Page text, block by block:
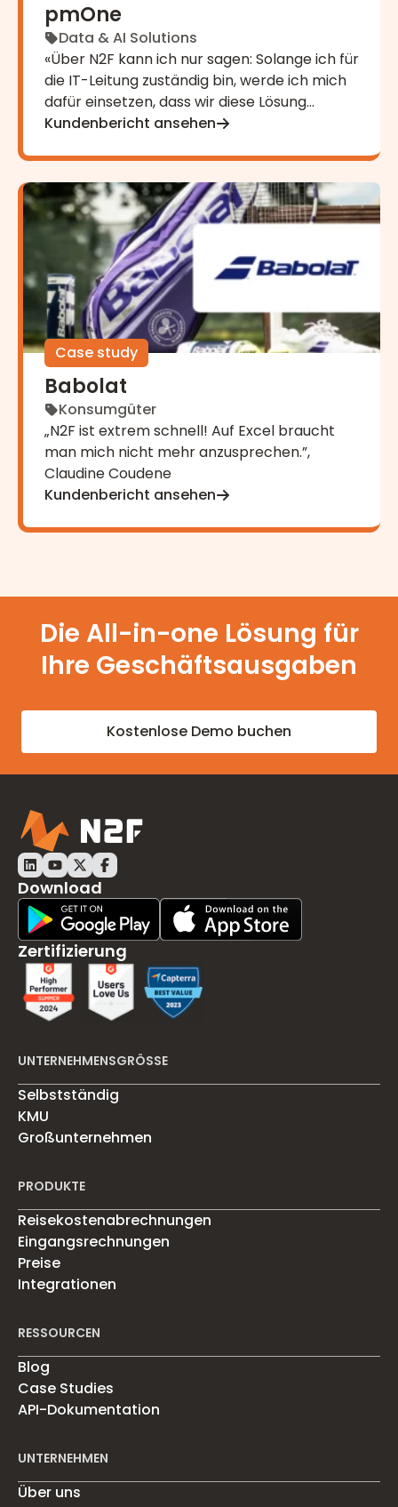
pmOne
Data & AI Solutions
«Über N2F kann ich nur sagen: Solange ich für
die IT-Leitung zuständig bin, werde ich mich
dafür einsetzen, dass wir diese Lösung
behalten. Alle im Unternehmen sind glücklich
den Zuständigen in der Finanzabteilung.»,
Michael Gfrorner
Kundenbericht ansehen
Case study
Babolat
Konsumgüter
„N2F ist extrem schnell! Auf Excel braucht
man mich nicht mehr anzusprechen.”,
Claudine Coudene
Kundenbericht ansehen
Babolat
Die All-in-one Lösung für
Ihre Geschäftsausgaben
Kostenlose Demo buchen
Download
Play Store DownloadApp Store Download
Zertifizierung
UNTERNEHMENSGRÖSSE
Selbstständig
KMU
Großunternehmen
PRODUKTE
Reisekostenabrechnungen
Eingangsrechnungen
Preise
Integrationen
RESSOURCEN
Blog
Case Studies
API-Dokumentation
UNTERNEHMEN
Über uns